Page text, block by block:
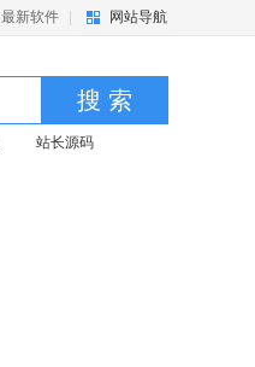
最新软件 网站导航
搜 索
站长源码